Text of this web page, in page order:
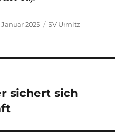
Januar 2025 Kategorien
SV Urmitz
sichert sich